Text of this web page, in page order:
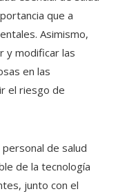
que a
Asimismo,
y modificar las
en las
el riesgo de
de salud
de la tecnología
junto con el